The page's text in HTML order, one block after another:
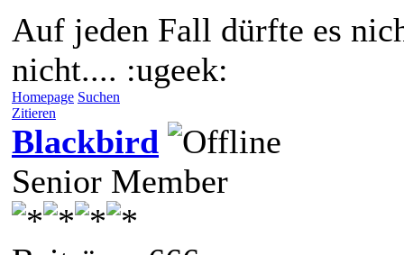
Auf jeden Fall dürfte es
nicht.... :ugeek:
Homepage Suchen
Zitieren
Blackbird
Senior Member